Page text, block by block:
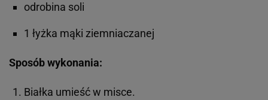
odrobina soli
1 łyżka mąki ziemniaczanej
Sposób wykonania:
Białka umieść w misce.